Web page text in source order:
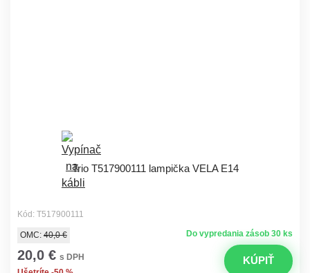
Trio T517900111 lampička VELA E14
Kód: T517900111
Do vypredania zásob 30 ks
OMC: 40,0 €
20,0 € s DPH
KÚPIŤ